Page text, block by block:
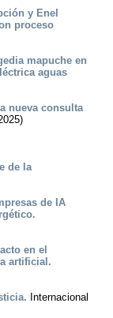
y Enel
proceso
mapuche en
aguas
nueva consulta
de la
de IA
en el
artificial.
Internacional